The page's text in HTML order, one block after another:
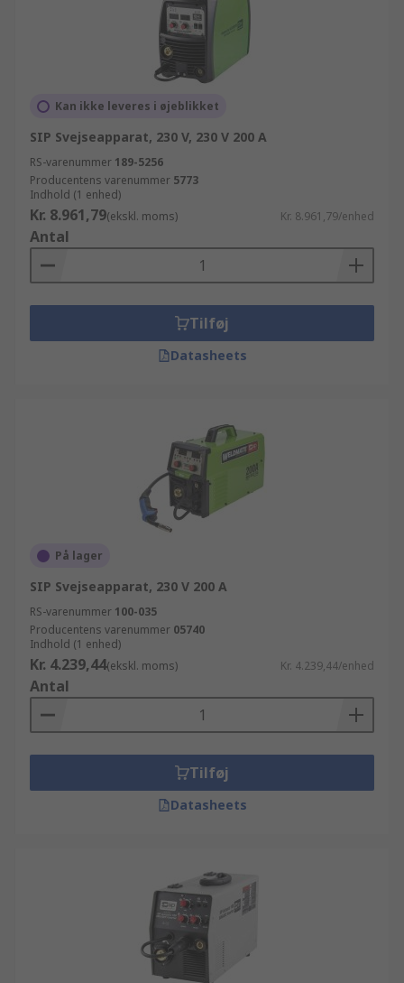
Kan ikke leveres i øjeblikket
SIP Svejseapparat, 230 V, 230 V 200 A
RS-varenummer 189-5256
Producentens varenummer 5773
Indhold (1 enhed)
Kr. 8.961,79(ekskl. moms) Kr. 8.961,79/enhed
Antal
Tilføj
Datasheets
På lager
SIP Svejseapparat, 230 V 200 A
RS-varenummer 100-035
Producentens varenummer 05740
Indhold (1 enhed)
Kr. 4.239,44(ekskl. moms) Kr. 4.239,44/enhed
Antal
Tilføj
Datasheets